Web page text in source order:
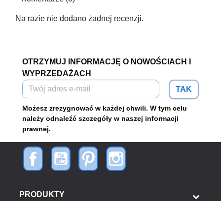
Na razie nie dodano żadnej recenzji.
OTRZYMUJ INFORMACJĘ O NOWOŚCIACH I
WYPRZEDAŻACH
TAK
Możesz zrezygnować w każdej chwili. W tym celu
należy odnaleźć szczegóły w naszej informacji
prawnej.
PRODUKTY